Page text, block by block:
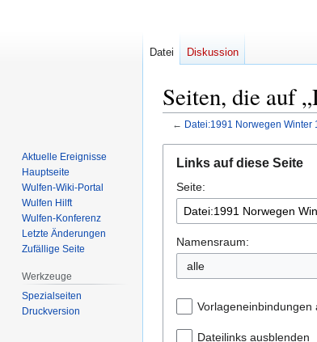
Seiten, die auf
← Datei:1991 Norwegen Winter
Navigation
springen
Suche
springen
Links auf diese Seite
Seite:
Namensraum:
Vorlageneinbindungen
Dateilinks ausblenden
Datei Diskussion
Aktuelle Ereignisse
Hauptseite
Wulfen-Wiki-Portal
Wulfen Hilft
Wulfen-Konferenz
Letzte Änderungen
Zufällige Seite
Werkzeuge
Spezialseiten
Druckversion